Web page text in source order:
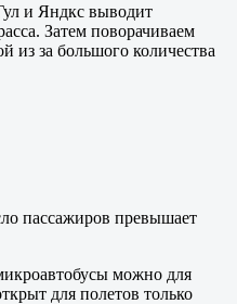
и Яндкс выводит
Затем поворачиваем
из за большого количества
пассажиров превышает
можно для
для полетов только